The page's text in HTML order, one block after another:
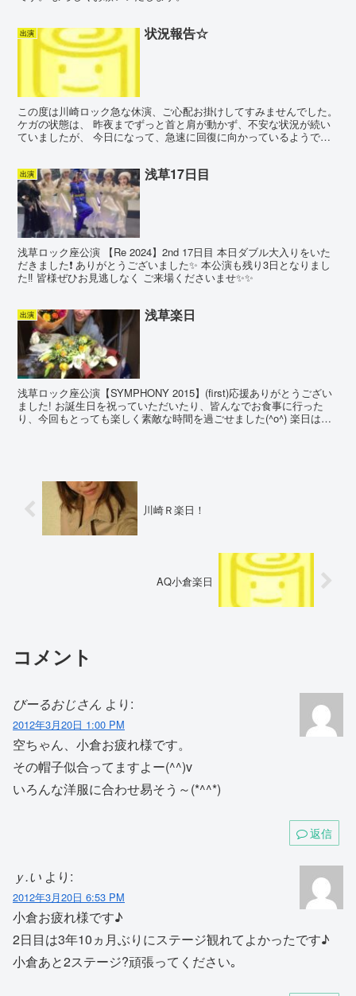
出演 状況報告☆
この度は川崎ロック急な休演、ご心配お掛けしてすみませんでした。
ケガの状態は、 昨夜までずっと首と肩が動かず、不安な状況が続い
ていましたが、 今日になって、急速に回復に向かっているようで、
出演 浅草17日目
浅草ロック座公演 【Re 2024】2nd 17日目 本日ダブル大入りをいた
だきました❗️ ありがとうございました✨ 本公演も残り3日となりまし
た‼︎ 皆様ぜひお見逃しなく ご来場くださいませ✨✨
出演 浅草楽日
浅草ロック座公演【SYMPHONY 2015】(first)応援ありがとうござい
ました! お誕生日を祝っていただいたり、皆んなでお食事に行った
り、今回もとっても楽しく素敵な時間を過ごせました(^o^) 楽日はた
川崎Ｒ楽日！
AQ小倉楽日
コメント
びーるおじさん より:
2012年3月20日 1:00 PM
空ちゃん、小倉お疲れ様です。
その帽子似合ってますよー(^^)v
いろんな洋服に合わせ易そう～(*^^*)
返信
ｙ.い より:
2012年3月20日 6:53 PM
小倉お疲れ様です♪
2日目は3年10ヵ月ぶりにステージ観れてよかったです♪
小倉あと2ステージ?頑張ってください｡